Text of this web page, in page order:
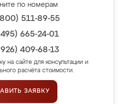
по номерам
511-89-55
665-24-01
409-68-13
на сайте для консультации и
расчёта стоимости.
ЗАЯВКУ